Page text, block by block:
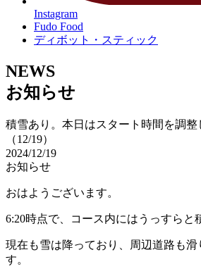
Instagram
Fudo Food
ディボット・スティック
NEWS
お知らせ
積雪あり。本日はスタート時間を調整
（12/19）
2024/12/19
お知らせ
おはようございます。
6:20時点で、コース内にはうっすらと
現在も雪は降っており、周辺道路も滑
す。